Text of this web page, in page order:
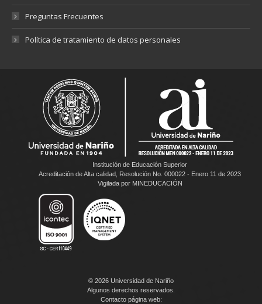
Preguntas Frecuentes
Política de tratamiento de datos personales
Institución de Educación Superior
Acreditación de Alta calidad, Resolución No. 000022 - Enero 11 de 2023
Vigilada por MINEDUCACIÓN
© 2026 Universidad de Nariño
Algunos derechos reservados.
Contacto página web: